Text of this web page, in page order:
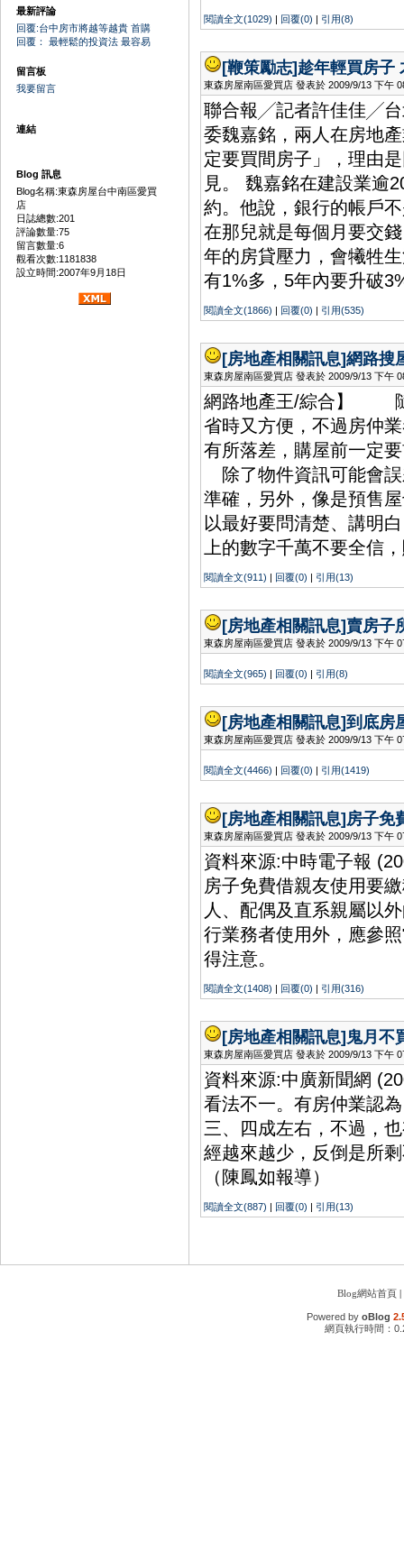
最新評論
回覆:台中房市將越等越貴 首購
回覆： 最輕鬆的投資法 最容易
留言板
我要留言
連結
Blog 訊息
Blog名稱:東森房屋台中南區愛買
店
日誌總數:201
評論數量:75
留言數量:6
觀看次數:1181838
設立時間:2007年9月18日
閱讀全文(1029) | 回覆(0) | 引用(8)
[鞭策勵志] 趁年輕買房子
東森房屋南區愛買店 發表於 2009/9/13 下午
聯合報╱記者許佳佳╱台
委魏嘉銘，兩人在房地
定要買間房子」，理由
見。 魏嘉銘在建設業逾
約。他說，銀行的帳戶
在那兒就是每個月要交
年的房貸壓力，會犧牲
有1%多，5年內要升破
閱讀全文(1866) | 回覆(0) | 引用(535)
[房地產相關訊息]網路搜
東森房屋南區愛買店 發表於 2009/9/13 下午
網路地產王/綜合】 隨
省時又方便，不過房仲
有所落差，購屋前一定
除了物件資訊可能會
準確，另外，像是預售
以最好要問清楚、講明
上的數字千萬不要全信
閱讀全文(911) | 回覆(0) | 引用(13)
[房地產相關訊息] 賣房子
東森房屋南區愛買店 發表於 2009/9/13 下午
閱讀全文(965) | 回覆(0) | 引用(8)
[房地產相關訊息]到底房
東森房屋南區愛買店 發表於 2009/9/13 下午
閱讀全文(4466) | 回覆(0) | 引用(1419)
[房地產相關訊息] 房子免
東森房屋南區愛買店 發表於 2009/9/13 下午
資料來源:中時電子報
房子免費借親友使用要
人、配偶及直系親屬以
行業務者使用外，應參
得注意。
閱讀全文(1408) | 回覆(0) | 引用(316)
[房地產相關訊息] 鬼月不
東森房屋南區愛買店 發表於 2009/9/13 下午
資料來源:中廣新聞網
看法不一。有房仲業認
三、四成左右，不過，
經越來越少，反倒是所
（陳鳳如報導）
閱讀全文(887) | 回覆(0) | 引用(13)
Blog網站首頁|
Powered by oBlog
網頁執行時間：